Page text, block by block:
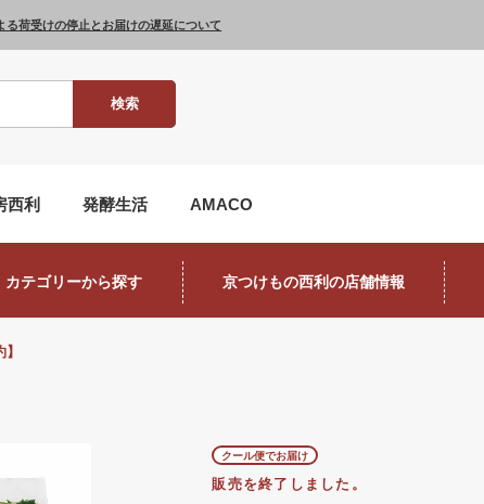
荷受けの停止とお届けの遅延について
検索
西利 発酵生活 AMACO
カテゴリーから探す 京つけもの西利の店舗情報
クール便でお届け
販売を終了しました。